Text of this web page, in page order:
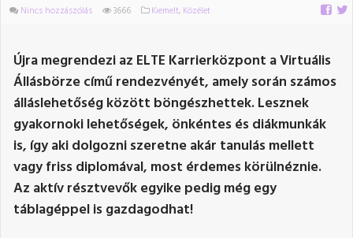
Nincs hozzászólás 3666 Kiemelt, Közélet
Újra megrendezi az ELTE Karrierközpont a Virtuális
Állásbörze című rendezvényét, amely során számos
álláslehetőség között böngészhettek. Lesznek
gyakornoki lehetőségek, önkéntes és diákmunkák
is, így aki dolgozni szeretne akár tanulás mellett
vagy friss diplomával, most érdemes körülnéznie.
Az aktív résztvevők egyike pedig még egy
táblagéppel is gazdagodhat!